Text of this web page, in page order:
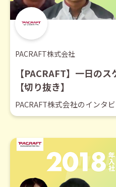
PACRAFT株式会社
【PACRAFT】一日の
【切り抜き】
PACRAFT株式会社のインタビ